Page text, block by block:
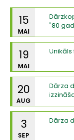
"80
15
MAI
19
MAI
Dārza
20
AUG
Dārza
3
SEP